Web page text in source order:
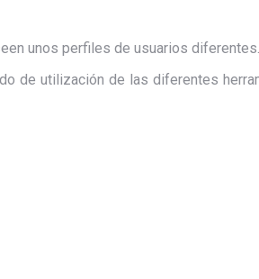
unos perfiles de usuarios diferentes.
de utilización de las diferentes